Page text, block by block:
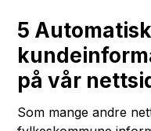
5
på vår
Som mange andre